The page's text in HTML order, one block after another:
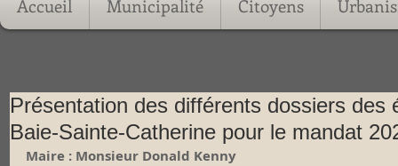
Accueil Municipalité Citoyens
Présentation des différents dossiers des
Baie-Sainte-Catherine pour le mandat
Maire : Monsieur Donald Kenny